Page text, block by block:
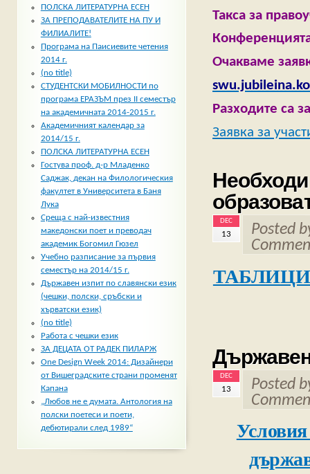
Такса за
Очакваме
Разходите са
Заявка за
DEC
13
Posted
ТАБЛИЦИ
Държавен
DEC
13
Posted
ПОЛСКА ЛИТЕРАТУРНА ЕСЕН
ЗА ПРЕПОДАВАТЕЛИТЕ НА ПУ И
ФИЛИАЛИТЕ!
Програма на Паисиевите четения
2014 г.
(no title)
СТУДЕНТСКИ МОБИЛНОСТИ по
програма ЕРАЗЪМ през II семестър
на академичната 2014-2015 г.
Академичният календар за
2014/15 г.
ПОЛСКА ЛИТЕРАТУРНА ЕСЕН
Гостува проф. д-р Младенко
Саджак, декан на Филологическия
факултет в Университета в Баня
Лука
Среща с най-известния
македонски поет и преводач
академик Богомил Гюзел
Учебно разписание за първия
семестър на 2014/15 г.
Държавен изпит по славянски език
(чешки, полски, сръбски и
хърватски език)
(no title)
Работа с чешки език
ЗА ДЕЦАТА ОТ РАДЕК ПИЛАРЖ
One Design Week 2014: Дизайнери
от Вишеградските страни променят
Капана
„Любов не е думата. Антология на
полски поетеси и поети,
дебютирали след 1989“